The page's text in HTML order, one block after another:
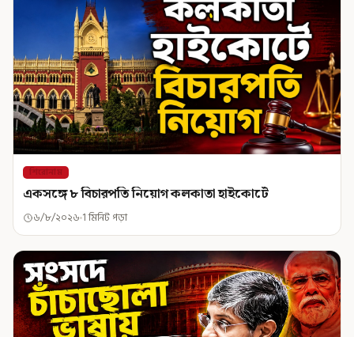
শিরোনাম
একসঙ্গে ৮ বিচারপতি নিয়োগ কলকাতা হাইকোর্টে
৬/৮/২০২৬ 1 মিনিট পড়া